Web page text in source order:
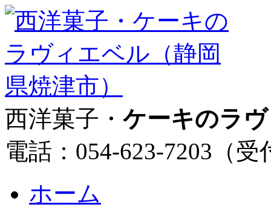
西洋菓子・ ケーキのラ
電話：054-623-7203（
ホーム